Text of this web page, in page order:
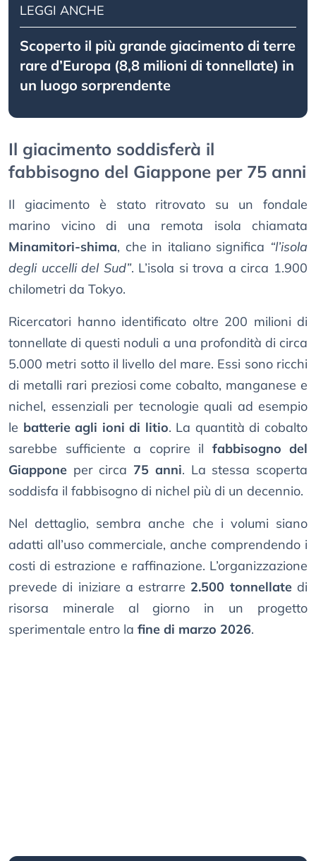
LEGGI ANCHE
Scoperto il più grande giacimento di terre
rare d’Europa (8,8 milioni di tonnellate) in
un luogo sorprendente
Il giacimento soddisferà il
fabbisogno del Giappone per 75 anni
Il giacimento è stato ritrovato su un fondale
marino vicino di una remota isola chiamata
Minamitori-shima, che in italiano significa “l’isola
degli uccelli del Sud”. L’isola si trova a circa 1.900
chilometri da Tokyo.
Ricercatori hanno identificato oltre 200 milioni di
tonnellate di questi noduli a una profondità di circa
5.000 metri sotto il livello del mare. Essi sono ricchi
di metalli rari preziosi come cobalto, manganese e
nichel, essenziali per tecnologie quali ad esempio
le batterie agli ioni di litio. La quantità di cobalto
sarebbe sufficiente a coprire il fabbisogno del
Giappone per circa 75 anni. La stessa scoperta
soddisfa il fabbisogno di nichel più di un decennio.
Nel dettaglio, sembra anche che i volumi siano
adatti all’uso commerciale, anche comprendendo i
costi di estrazione e raffinazione. L’organizzazione
prevede di iniziare a estrarre 2.500 tonnellatedi
risorsa minerale al giorno in un progetto
sperimentale entro la fine di marzo 2026.